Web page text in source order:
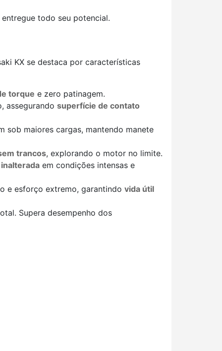
todo seu potencial.
KX se destaca por características
torque e zero patinagem.
assegurando superfície de contato
sob maiores cargas, mantendo manete
trancos, explorando o motor no limite.
em condições intensas e
e esforço extremo, garantindo vida útil
Supera desempenho dos